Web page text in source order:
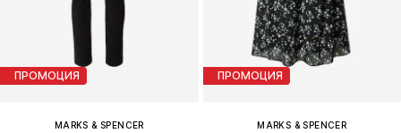
ПРОМОЦИЯ
MARKS & SPENCER
ПРОМОЦИЯ
MARKS & SPENCER